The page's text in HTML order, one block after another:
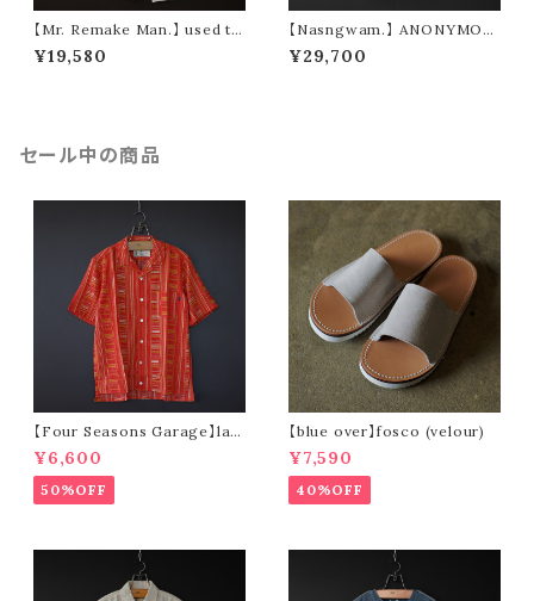
【Mr. Remake Man.】 used ta
pestry remake pants ④ (siz
e M)
¥19,580
【Nasngwam.】 ANONYMOU
S PANTS (size M)
¥29,700
セール中の商品
【Four Seasons Garage】lad
der stripe open collar s/s s
hirt (orange)
¥6,600
50%OFF
【blue over】fosco (velour)
¥7,590
40%OFF